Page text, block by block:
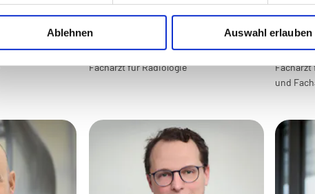
Ablehnen Auswahl erlauben
Dr. med. Marvin Wilke
Facharzt für Radiologie
Dr.
Facharzt
und